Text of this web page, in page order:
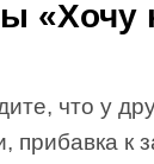
«Хочу
что у
прибавка к